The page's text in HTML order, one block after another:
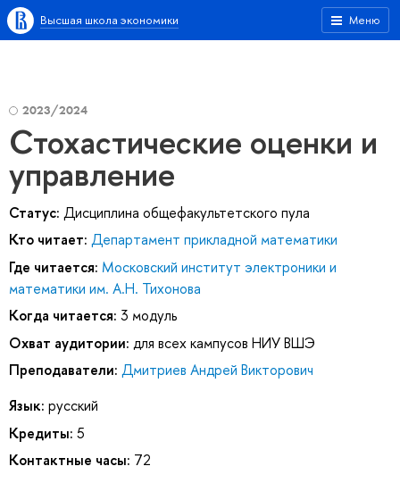
Меню
Высшая школа экономики
2023/2024
Стохастические оценки и
управление
Статус: Дисциплина общефакультетского пула
Кто читает: Департамент прикладной математики
Где читается: Московский институт электроники и
математики им. А.Н. Тихонова
Когда читается: 3 модуль
Охват аудитории: для всех кампусов НИУ ВШЭ
Преподаватели: Дмитриев Андрей Викторович
Язык: русский
Кредиты: 5
Контактные часы: 72